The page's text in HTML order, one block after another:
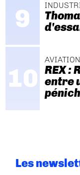
REX :
entre
Les